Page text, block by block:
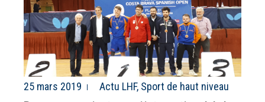
25 mars 2019 Actu LHF, Sport de haut niveau